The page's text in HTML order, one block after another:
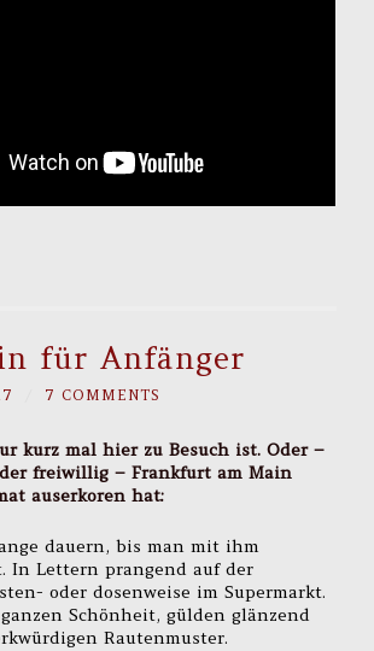
für Anfänger
7 COMMENTS
kurz mal hier zu Besuch ist. Oder –
freiwillig – Frankfurt am Main
auserkoren hat:
dauern, bis man mit ihm
In Lettern prangend auf der
oder dosenweise im Supermarkt.
Schönheit, gülden glänzend
Rautenmuster.